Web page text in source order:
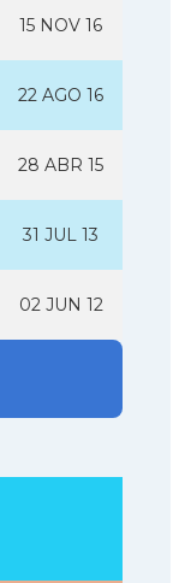
15 NOV 16
22 AGO 16
28 ABR 15
31 JUL 13
02 JUN 12